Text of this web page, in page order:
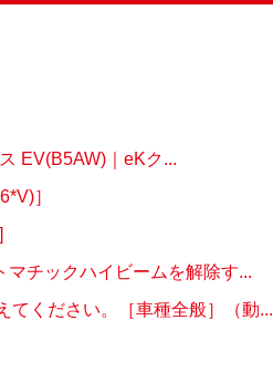
EV(B5AW)｜eKク...
］
チックハイビームを解除す...
てください。［車種全般］（動...